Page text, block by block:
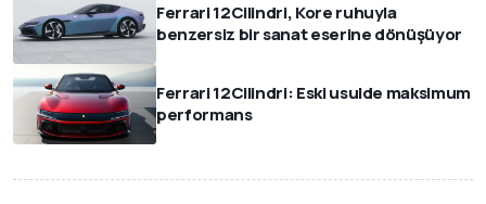
Ferrari 12Cilindri, Kore ruhuyla
benzersiz bir sanat eserine dönüşüyor
Ferrari 12Cilindri: Eski usulde maksimum
performans